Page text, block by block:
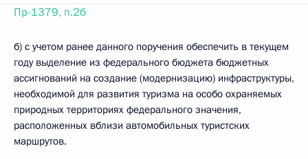
Пр-1379, п.2б
б) с учетом ранее данного поручения обеспечить в текущем
году выделение из федерального бюджета бюджетных
ассигнований на создание (модернизацию) инфраструктуры,
необходимой для развития туризма на особо охраняемых
природных территориях федерального значения,
расположенных вблизи автомобильных туристских
маршрутов.